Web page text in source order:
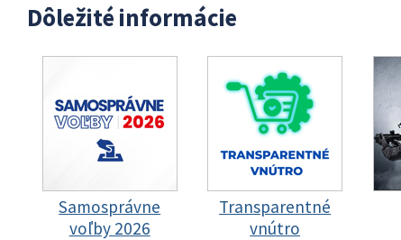
Dôležité informácie
Samosprávne
voľby 2026
Transparentné
vnútro